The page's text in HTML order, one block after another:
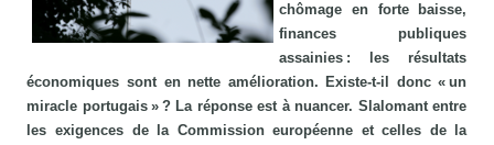
chômage en forte baisse,
finances publiques
assainies : les résultats
économiques sont en nette amélioration. Existe-t-il donc « un
miracle portugais » ? La réponse est à nuancer. Slalomant entre
les exigences de la Commission européenne et celles de la